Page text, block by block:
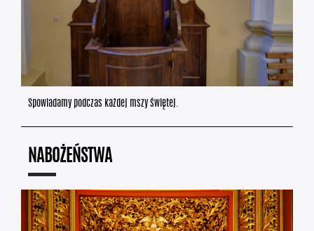
Spowiadamy podczas każdej mszy świętej.
NABOŻEŃSTWA